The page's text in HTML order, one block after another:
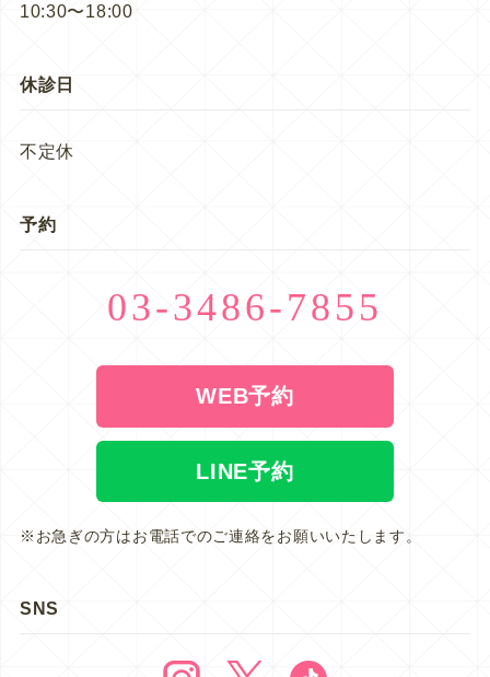
10:30〜18:00
休診日
不定休
予約
03-3486-7855
WEB予約
LINE予約
※お急ぎの方はお電話でのご連絡をお願いいたします。
SNS